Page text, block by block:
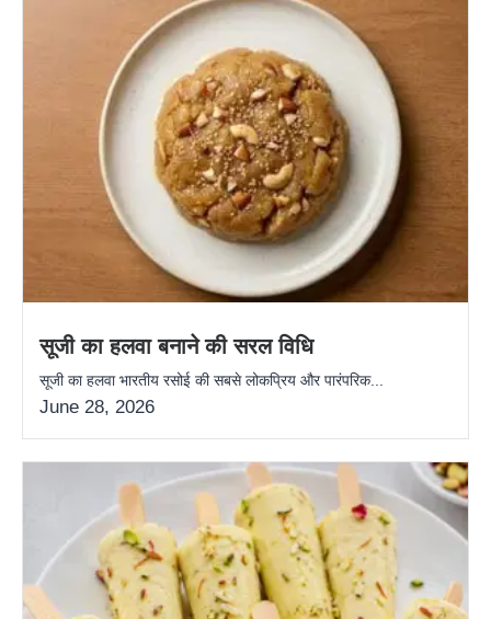
सूजी का हलवा बनाने की सरल विधि
सूजी का हलवा भारतीय रसोई की सबसे लोकप्रिय और पारंपरिक...
June 28, 2026